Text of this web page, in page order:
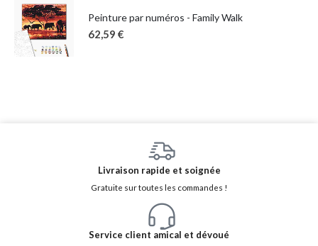
Peinture par numéros - Family Walk
62,59 €
Livraison rapide et soignée
Gratuite sur toutes les commandes !
Service client amical et dévoué